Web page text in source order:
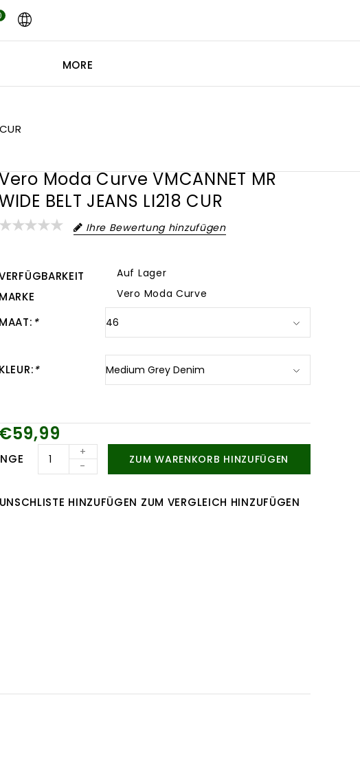
MORE
Moda Curve VMCANNET MR
BELT JEANS LI218 CUR
Ihre Bewertung hinzufügen
Auf Lager
MARKE Vero Moda Curve
MAAT: *
KLEUR:*
€59,99
+
-
ZUM WARENKORB HINZUFÜGEN
HINZUFÜGEN ZUM VERGLEICH HINZUFÜGEN